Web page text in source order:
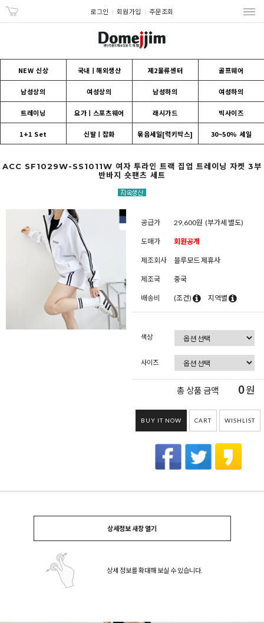
로그인 회원가입 주문조회
NEW 신상 국내ㅣ해외생산 제2물류센터 골프웨어
남성상의 여성상의 남성하의 여성하의
트레이닝 요가ㅣ스포츠웨어 래시가드 빅사이즈
1+1 Set 신발ㅣ잡화 묶음세일[럭키박스] 30~50% 세일
ACC SF1029W-SS1011W 여자 투라인 트랙 집업 트레이닝 자켓 3부
반바지 숏팬츠 세트
공급가 29,600원 (부가세 별도)
도매가 회원공개
제조회사 블루모드 제휴사
제조국 중국
배송비 (조건) 지역별
색상
사이즈
총 상품 금액 0원
BUY IT NOW CART WISHLIST
상세정보 새창 열기
상세 정보를 확대해 보실 수 있습니다.